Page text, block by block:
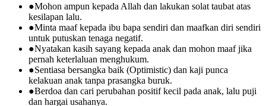
●Mohon ampun kepada Allah dan lakukan solat taubat atas
kesilapan lalu.
●Minta maaf kepada ibu bapa sendiri dan maafkan diri sendiri
untuk putuskan tenaga negatif.
●Nyatakan kasih sayang kepada anak dan mohon maaf jika
pernah keterlaluan menghukum.
●Sentiasa bersangka baik (Optimistic) dan kaji punca
kelakuan anak tanpa prasangka buruk.
●Berdoa dan cari perubahan positif kecil pada anak, lalu puji
dan hargai usahanya.